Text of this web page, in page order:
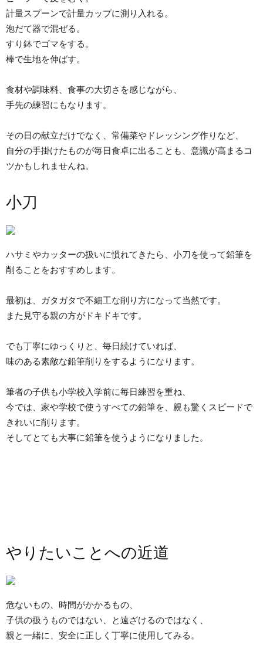
計量スプーンで計量カップに測り入れる。
泡だて器で混ぜる。
すり鉢でゴマをする。
棒で生地を伸ばす。
食材や調味料、食事の大切さを感じながら、
手先の練習にもなります。
その日の献立だけでなく、常備菜やドレッシング作りなど、
自分の手掛けたものが毎日食卓に出ることも、意識が高まるコ
ツかもしれませんね。
小刀
ハサミやカッターの扱いに慣れてきたら、小刀を使って鉛筆を
削ることをおすすめします。
最初は、ガタガタで不細工な削り方になって当然です。
また見守る親の方がドキドキです。
でも丁寧にゆっくりと、毎日続けていれば、
味のある素敵な鉛筆削りをするようになります。
筆者の子供も小学校入学前に毎日練習を重ね、
今では、家や学校で使うすべての鉛筆を、親も驚くスピードで
きれいに削ります。
そしてとても大事に鉛筆を使うようになりました。
やりたいことへの近道
危ないもの、時間がかかるもの、
子供の扱うものではない、と遠ざけるのではなく、
親と一緒に、安全に正しく丁寧に使用してみる。